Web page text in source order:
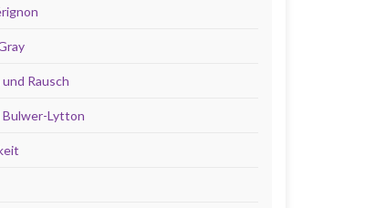
Rausch
Bulwer-Lytton